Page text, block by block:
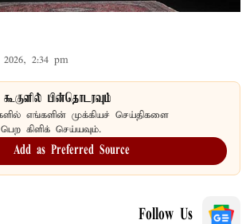
2:34 pm
பின்தொடரவும்
எங்களின் முக்கியச் செய்திகளை
கிளிக் செய்யவும்.
Add as Preferred Source
Follow Us